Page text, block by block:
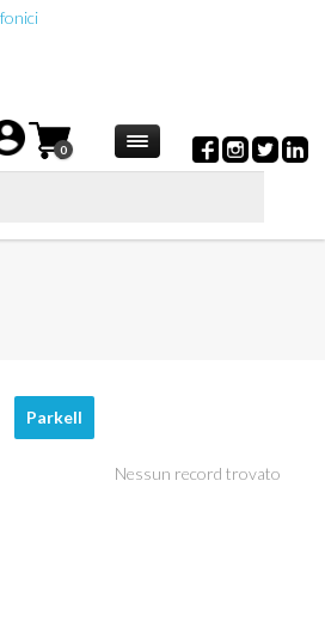
0
Parkell
Nessun record trovato